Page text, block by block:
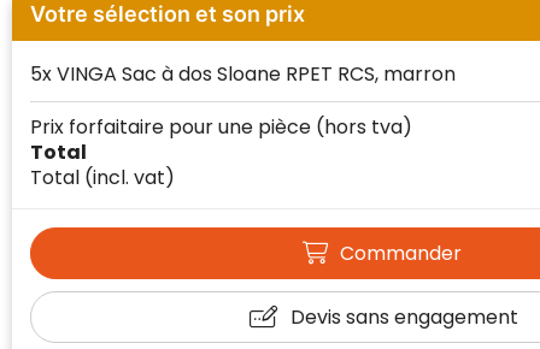
Votre sélection et son prix
5x VINGA Sac à dos Sloane RPET RCS, marron
Total
Total (incl. vat)
Prix forfaitaire pour une pièce (hors tva)
Commander
Devis sans engagement